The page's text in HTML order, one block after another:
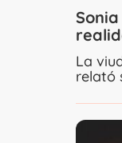
La
relató